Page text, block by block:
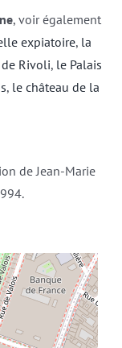
, voir également
expiatoire, la
Rivoli, le Palais
, le château de la
de Jean-Marie